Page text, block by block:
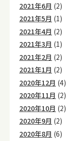
2021年6月 (2)
2021年5月 (1)
2021年4月 (2)
2021年3月 (1)
2021年2月 (2)
2021年1月 (2)
2020年12月 (4)
2020年11月 (2)
2020年10月 (2)
2020年9月 (2)
2020年8月 (6)